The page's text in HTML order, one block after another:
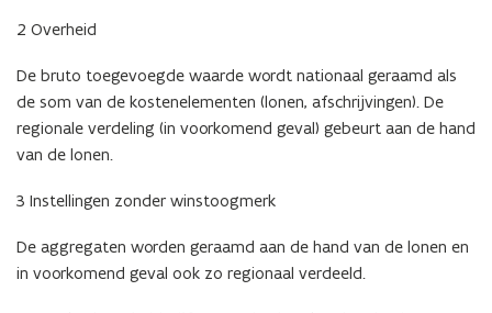
e
2 Overheid
De bruto toegevoegde waarde wordt nationaal geraamd als
de som van de kostenelementen (lonen, afschrijvingen). De
regionale verdeling (in voorkomend geval) gebeurt aan de hand
van de lonen.
3 Instellingen zonder winstoogmerk
De aggregaten worden geraamd aan de hand van de lonen en
in voorkomend geval ook zo regionaal verdeeld.